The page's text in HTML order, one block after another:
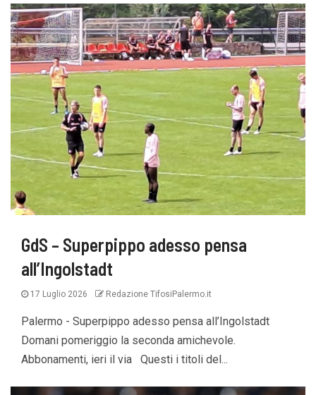
GdS – Superpippo adesso pensa
all’Ingolstadt
17 Luglio 2026 Redazione TifosiPalermo.it
Palermo - Superpippo adesso pensa all’Ingolstadt
Domani pomeriggio la seconda amichevole.
Abbonamenti, ieri il via Questi i titoli del...